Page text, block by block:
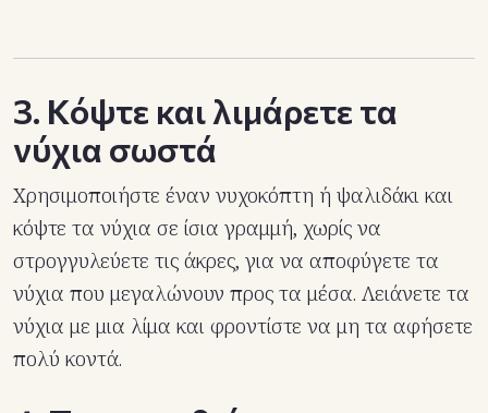
3. Κόψτε και λιμάρετε τα
νύχια σωστά
Χρησιμοποιήστε έναν νυχοκόπτη ή ψαλιδάκι και
κόψτε τα νύχια σε ίσια γραμμή, χωρίς να
στρογγυλεύετε τις άκρες, για να αποφύγετε τα
νύχια που μεγαλώνουν προς τα μέσα. Λειάνετε τα
νύχια με μια λίμα και φροντίστε να μη τα αφήσετε
πολύ κοντά.